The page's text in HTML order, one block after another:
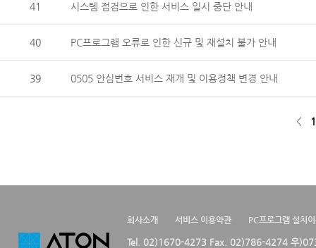
41 시스템 점검으로 인한 서비스 일시 중단 안내
40 PC프로그램 오류로 인한 신규 및 재설치 불가 안내
39 0505 안심번호 서비스 재개 및 이용정책 변경 안내
< 1
회사소개 서비스 이용약관 PC프로그램 설치
Tel. 02)1670-4273 Fax. 02)786-4274 우